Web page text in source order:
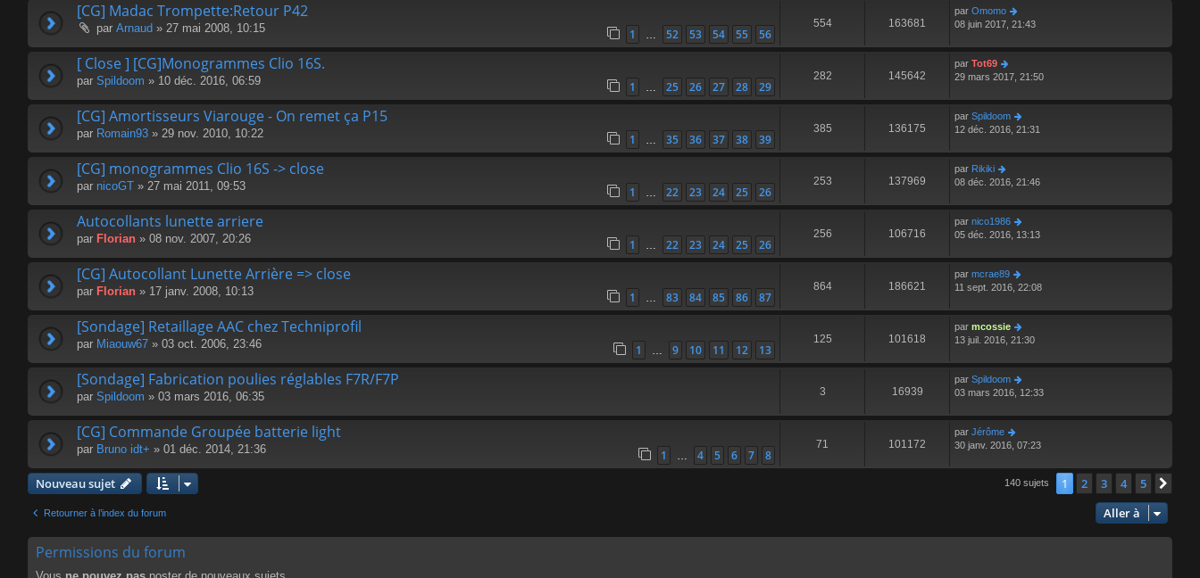
[CG] Madac Trompette:Retour P42
par Arnaud » 27 mai 2008, 10:15 1 … 52 53 54 55 56
554 163681
par Omomo
08 juin 2017, 21:43
[ Close ] [CG]Monogrammes Clio 16S.
par Spildoom » 10 déc. 2016, 06:59 1 … 25 26 27 28 29
282 145642
par Tot69
29 mars 2017, 21:50
[CG] Amortisseurs Viarouge - On remet ça P15
par Romain93 » 29 nov. 2010, 10:22 1 … 35 36 37 38 39
385 136175
par Spildoom
12 déc. 2016, 21:31
[CG] monogrammes Clio 16S -> close
par nicoGT » 27 mai 2011, 09:53 1 … 22 23 24 25 26
253 137969
par Rikiki
08 déc. 2016, 21:46
Autocollants lunette arriere
par Florian » 08 nov. 2007, 20:26 1 … 22 23 24 25 26
256 106716
par nico1986
05 déc. 2016, 13:13
[CG] Autocollant Lunette Arrière => close
par Florian » 17 janv. 2008, 10:13 1 … 83 84 85 86 87
864 186621
par mcrae89
11 sept. 2016, 22:08
[Sondage] Retaillage AAC chez Techniprofil
par Miaouw67 » 03 oct. 2006, 23:46 1 … 9 10 11 12 13
125 101618
par mcossie
13 juil. 2016, 21:30
[Sondage] Fabrication poulies réglables F7R/F7P
par Spildoom » 03 mars 2016, 06:35 3 16939
par Spildoom
03 mars 2016, 12:33
[CG] Commande Groupée batterie light
par Bruno idt+ » 01 déc. 2014, 21:36 1 … 4 5 6 7 8
71 101172
par Jérôme
30 janv. 2016, 07:23
Nouveau sujet 140 sujets 1 2 3 4 5
Retourner à l’index du forum Aller à
Permissions du forum